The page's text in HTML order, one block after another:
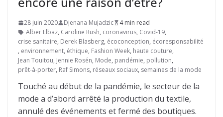
28 juin 2020 Djenana Mujadzic
4 min read
Alber Elbaz, Caroline Rush, coronavirus, Covid-19,
crise sanitaire, Derek Blasberg, écoconception, écoresponsabilité
, environnement, éthique, Fashion Week, haute couture,
Jean Touitou, Jennie Rosén, Mode, pandémie, pollution,
prêt-à-porter, Raf Simons, réseaux sociaux, semaines de la mode
Touché au début de la pandémie, le secteur de la
mode a d’abord arrêté la production du textile,
annulé des événements et fermé des boutiques.